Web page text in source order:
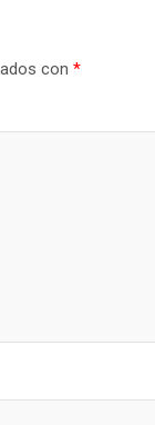
con *